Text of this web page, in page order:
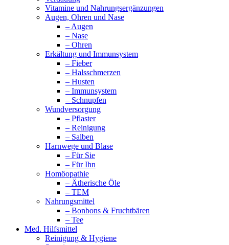
Vitamine und Nahrungsergänzungen
Augen, Ohren und Nase
– Augen
– Nase
– Ohren
Erkältung und Immunsystem
– Fieber
– Halsschmerzen
– Husten
– Immunsystem
– Schnupfen
Wundversorgung
– Pflaster
– Reinigung
– Salben
Harnwege und Blase
– Für Sie
– Für Ihn
Homöopathie
– Ätherische Öle
– TEM
Nahrungsmittel
– Bonbons & Fruchtbären
– Tee
Med. Hilfsmittel
Reinigung & Hygiene